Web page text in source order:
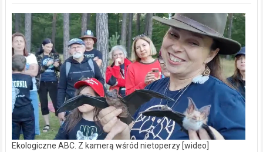
–
prawdziwy
skarb
natury
[wideo]
Ekologiczne ABC. Z kamerą wśród nietoperzy [wideo]